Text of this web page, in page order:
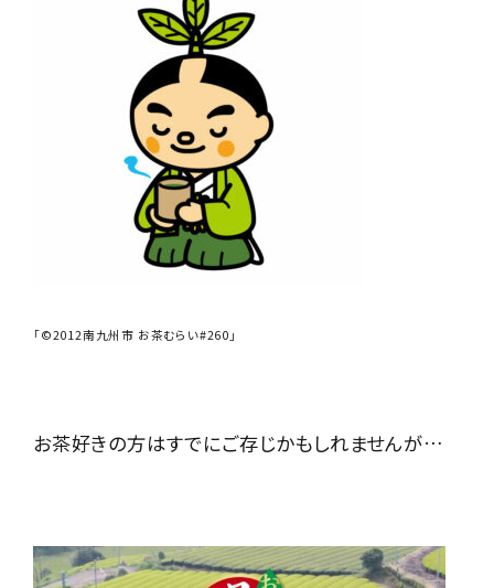
「©2012南九州市 お茶むらい#260」
お茶好きの方はすでにご存じかもしれませんが…